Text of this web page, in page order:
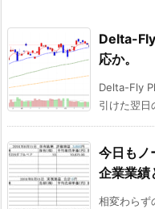
Delta-
応か。
Delta-Fly
引けた翌日
今日もノ
企業業績
相変わらず